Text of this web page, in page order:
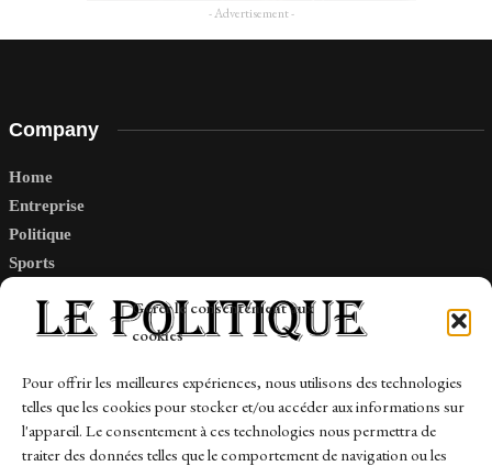
Gérer le consentement aux
cookies
Pour offrir les meilleures expériences, nous utilisons des technologies
telles que les cookies pour stocker et/ou accéder aux informations sur
l'appareil. Le consentement à ces technologies nous permettra de
traiter des données telles que le comportement de navigation ou les
- Advertisement -
Company
Home
Entreprise
Politique
Sports
Links